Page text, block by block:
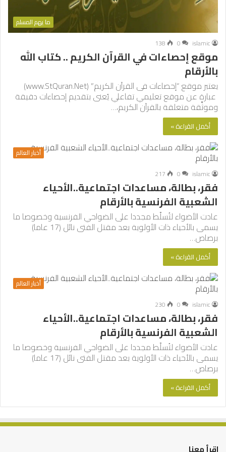
ما يهم المسلم
islamic
0
138
موقع إحصاءات في القرآن الكريم .. كتاب الله
بالأرقام
يعتبر موقع “إحصاءات فى القرآن الكريم” (www.StQuran.Net)
عبارة عن موقع تعليمي تفاعلي يُعنى بتقديم إحصاءات دقيقة
وموثَّقة متعلقة بالقرآن الكريم،…
أكمل القراءة »
أخبار العالم
islamic
0
217
فقر، بطالة، مساعدات اجتماعية..الأحياء
الشعبية الفرنسية بالأرقام
عادت الأضواء لتُسلّط مجددا على الضواحي الفرنسية وخصوصا ما
يسمى بالأحياء ذات الأولوية بعد مقتل الفتى نائل (17 عاما)
برصاص…
أكمل القراءة »
أخبار العالم
islamic
0
230
فقر، بطالة، مساعدات اجتماعية..الأحياء
الشعبية الفرنسية بالأرقام
عادت الأضواء لتُسلّط مجددا على الضواحي الفرنسية وخصوصا ما
يسمى بالأحياء ذات الأولوية بعد مقتل الفتى نائل (17 عاما)
برصاص…
أكمل القراءة »